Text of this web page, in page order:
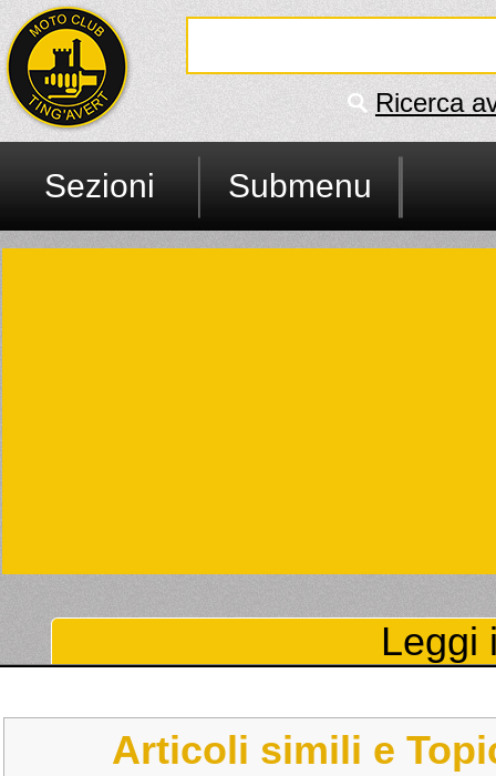
Ricerca
Sezioni Submenu
Leggi
Articoli simili e